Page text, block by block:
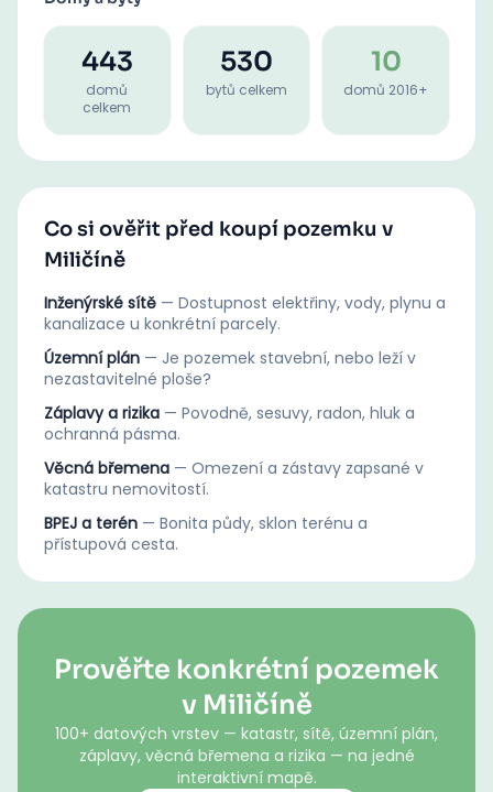
443
domů
celkem
530
bytů celkem
10
domů 2016+
Co si ověřit před koupí pozemku v
Miličíně
Inženýrské sítě — Dostupnost elektřiny, vody, plynu a
kanalizace u konkrétní parcely.
Územní plán — Je pozemek stavební, nebo leží v
nezastavitelné ploše?
Záplavy a rizika — Povodně, sesuvy, radon, hluk a
ochranná pásma.
Věcná břemena — Omezení a zástavy zapsané v
katastru nemovitostí.
BPEJ a terén — Bonita půdy, sklon terénu a
přístupová cesta.
Prověřte konkrétní pozemek
v Miličíně
100+ datových vrstev — katastr, sítě, územní plán,
záplavy, věcná břemena a rizika — na jedné
interaktivní mapě.